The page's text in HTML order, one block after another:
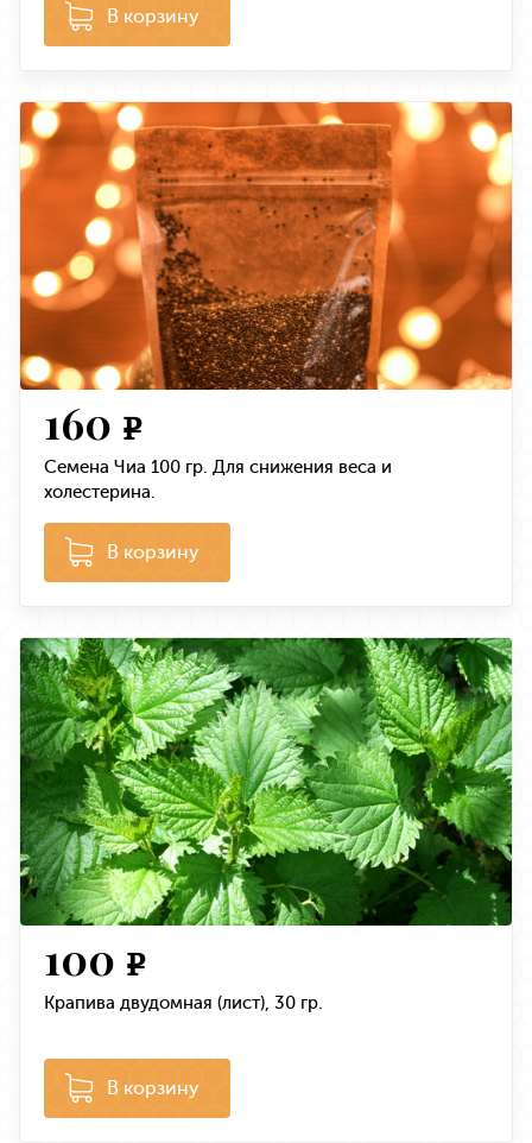
В корзину
160 e
Семена Чиа 100 гр. Для снижения веса и
холестерина.
В корзину
100 e
Крапива двудомная (лист), 30 гр.
В корзину